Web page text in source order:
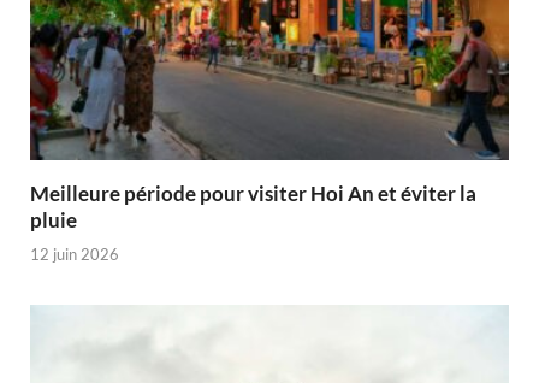
Meilleure période pour visiter Hoi An et éviter la
pluie
12 juin 2026